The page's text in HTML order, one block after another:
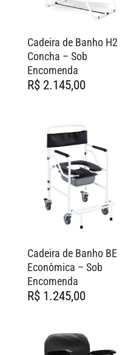
Cadeira de Banho H2
Concha – Sob
Encomenda
R$2.145,00
Cadeira de Banho BE
Econômica – Sob
Encomenda
R$1.245,00